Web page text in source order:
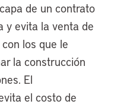
de un contrato
y evita la venta de
los que le
la construcción
El
el costo de